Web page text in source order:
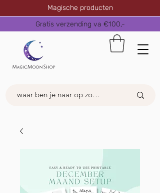
Magische producten
Gratis verzending va €100,-